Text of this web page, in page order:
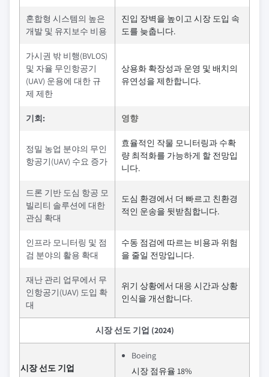
혼합형 시스템의 높은
개발 및 유지보수 비용
진입 장벽을 높이고 시장 도입 속
도를 늦춥니다.
가시권 밖 비행(BVLOS)
및 자율 무인항공기
(UAV) 운용에 대한 규
제 제한
상용화 확장성과 운영 및 배치의
유연성을 제한합니다.
기회: 영향
정밀 농업 분야의 무인
항공기(UAV) 수요 증가
효율적인 작물 모니터링과 수확
량 최적화를 가능하게 할 전망입
니다.
드론 기반 도심 항공 모
빌리티 솔루션에 대한
관심 확대
도심 환경에서 더 빠르고 친환경
적인 운송을 뒷받침합니다.
인프라 모니터링 및 점
검 분야의 활용 확대
수동 점검에 따르는 비용과 위험
을 줄일 전망입니다.
재난 관리 업무에서 무
인항공기(UAV) 도입 확
대
위기 상황에서 대응 시간과 상황
인식을 개선합니다.
시장 선도 기업 (2024)
시장 선도 기업
Boeing
시장 점유율 18%